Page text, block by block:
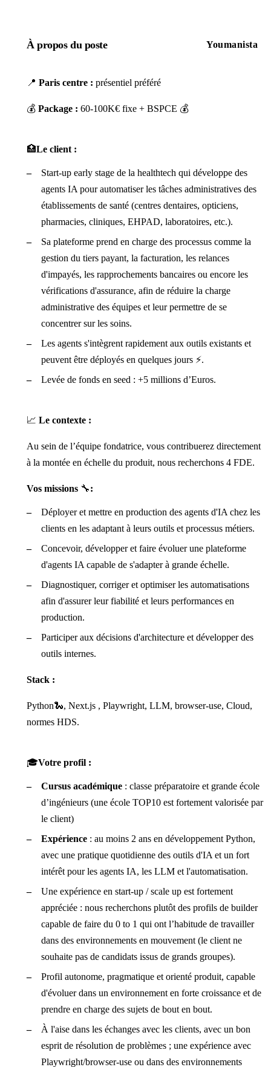
À propos du poste Youmanista
📍 Paris centre : présentiel préféré
💰 Package : 60-100K€ fixe + BSPCE 💰
🏥Le client :
Start-up early stage de la healthtech qui développe des
agents IA pour automatiser les tâches administratives des
établissements de santé (centres dentaires, opticiens,
pharmacies, cliniques, EHPAD, laboratoires, etc.).
Sa plateforme prend en charge des processus comme la
gestion du tiers payant, la facturation, les relances
d'impayés, les rapprochements bancaires ou encore les
vérifications d'assurance, afin de réduire la charge
administrative des équipes et leur permettre de se
concentrer sur les soins.
Les agents s'intègrent rapidement aux outils existants et
peuvent être déployés en quelques jours ⚡.
Levée de fonds en seed : +5 millions d’Euros.
📈 Le contexte :
Au sein de l’équipe fondatrice, vous contribuerez directement
à la montée en échelle du produit, nous recherchons 4 FDE.
Vos missions 🔧:
Déployer et mettre en production des agents d'IA chez les
clients en les adaptant à leurs outils et processus métiers.
Concevoir, développer et faire évoluer une plateforme
d'agents IA capable de s'adapter à grande échelle.
Diagnostiquer, corriger et optimiser les automatisations
afin d'assurer leur fiabilité et leurs performances en
production.
Participer aux décisions d'architecture et développer des
outils internes.
Stack :
Python🐍, Next.js , Playwright, LLM, browser-use, Cloud,
normes HDS.
🎓Votre profil :
Cursus académique : classe préparatoire et grande école
d’ingénieurs (une école TOP10 est fortement valorisée par
le client)
Expérience : au moins 2 ans en développement Python,
avec une pratique quotidienne des outils d'IA et un fort
intérêt pour les agents IA, les LLM et l'automatisation.
Une expérience en start-up / scale up est fortement
appréciée : nous recherchons plutôt des profils de builder
capable de faire du 0 to 1 qui ont l’habitude de travailler
dans des environnements en mouvement (le client ne
souhaite pas de candidats issus de grands groupes).
Profil autonome, pragmatique et orienté produit, capable
d'évoluer dans un environnement en forte croissance et de
prendre en charge des sujets de bout en bout.
À l'aise dans les échanges avec les clients, avec un bon
esprit de résolution de problèmes ; une expérience avec
Playwright/browser-use ou dans des environnements